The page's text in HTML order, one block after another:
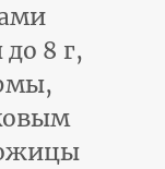
8 г,